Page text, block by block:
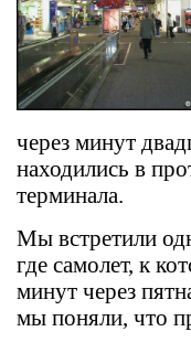
через минут
находились в
терминала.
Мы встретили
где самолет, к
минут через
мы поняли, что